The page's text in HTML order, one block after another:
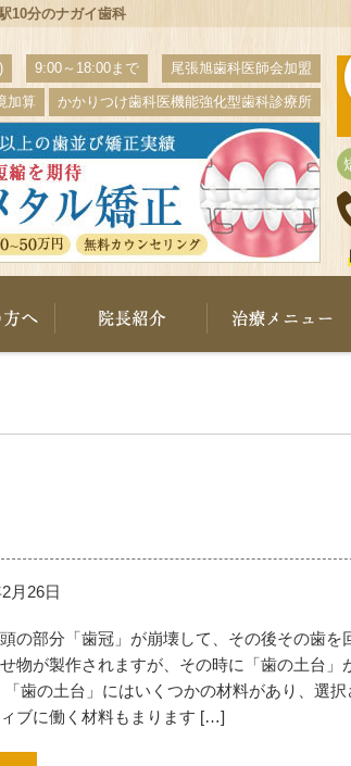
10分のナガイ歯科
9:00～18:00まで 尾張旭歯科医師会加盟
加算 かかりつけ歯科医機能強化型歯科診療所
ついて 初めての方へ 院長紹介
月26日
の部分「歯冠」が崩壊して、その後その歯を
物が製作されますが、その時に「歯の土台」
歯の土台」にはいくつかの材料があり、選択
ブに働く材料もまります […]